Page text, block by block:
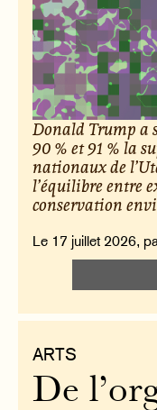
Donald Trump a
90 % et 91 % la
nationaux de
l’équilibre entre
conservation
Le 17 juillet 2026,
ARTS
De